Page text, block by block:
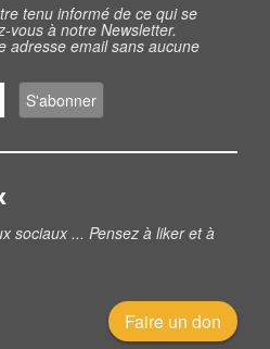
tenu informé de ce qui se
vous à notre Newsletter.
adresse email sans aucune
sociaux ... Pensez à liker et à
Faire un don